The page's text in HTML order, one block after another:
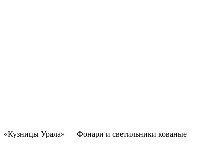
«Кузницы Урала» — Фонари и светильники кованые